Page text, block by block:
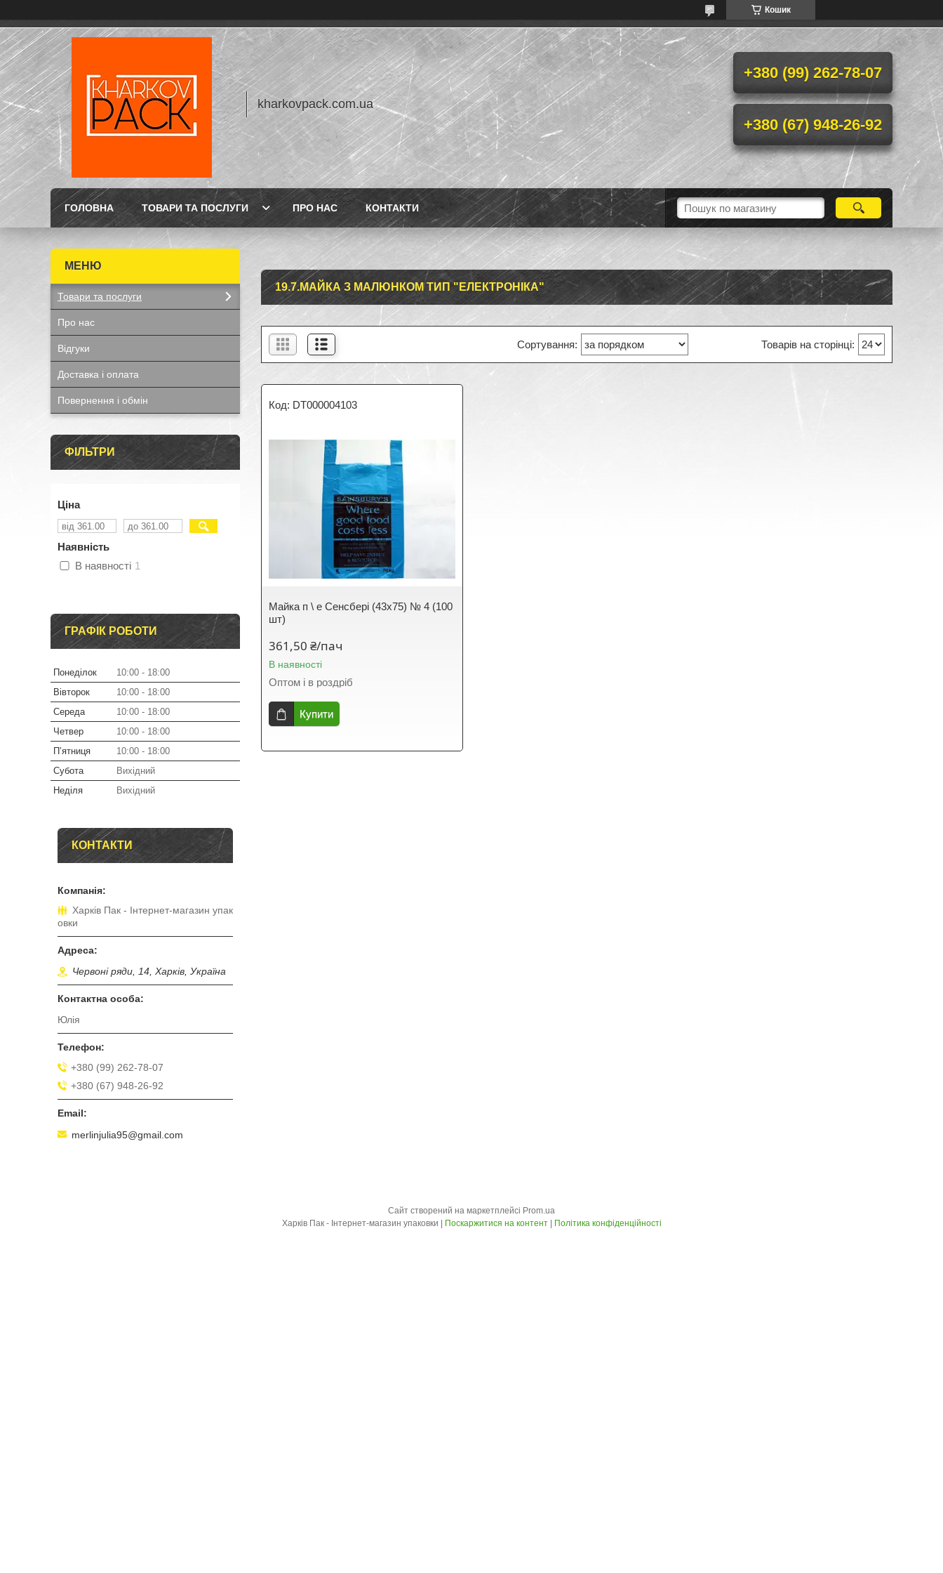
Кошик
kharkovpack.com.ua
+380 (99) 262-78-07
+380 (67) 948-26-92
ГОЛОВНА ТОВАРИ ТА ПОСЛУГИ ПРО НАС КОНТАКТИ
19.7.МАЙКА З МАЛЮНКОМ ТИП "ЕЛЕКТРОНІКА"
DT000004103
Майка п \ е Сенсбері (43х75) № 4 (100
шт)
361,50 ₴/пач
В наявності
Оптом і в роздріб
Купити
Товари та послуги
Про нас
Відгуки
Доставка і оплата
Повернення і обмін
ФІЛЬТРИ
Ціна
Наявність
В наявності 1
ГРАФІК РОБОТИ
Понеділок 10:00
18:00
Вівторок
10:00
18:00
Середа
10:00
18:00
Четвер
10:00
18:00
Пʼятниця
10:00
18:00
Субота
Вихідний
Неділя
Вихідний
КОНТАКТИ
Харків Пак - Інтернет-магазин упак
овки
Червоні ряди, 14, Харків, Україна
Юлія
+380 (99) 262-78-07
+380 (67) 948-26-92
merlinjulia95@gmail.com
Сайт створений на маркетплейсі Prom.ua
Харків Пак - Інтернет-магазин упаковки | Поскаржитися на контент | Політика конфіденційності